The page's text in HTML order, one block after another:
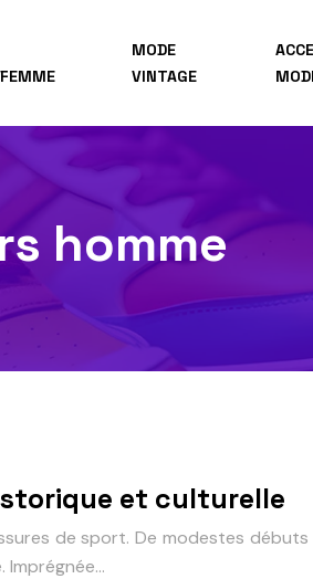
MODE
VINTAGE
homme
et culturelle
de sport. De modestes
Imprégnée…